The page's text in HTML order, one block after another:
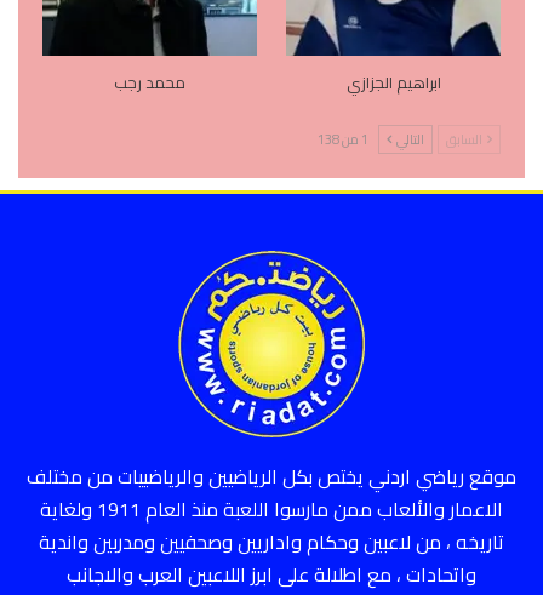
ابراهيم الجزازي محمد رجب
السابق التالي 1 من 138
موقع رياضي اردني يختص بكل الرياضيين والرياضييات من مختلف
الاعمار والألعاب ممن مارسوا اللعبة منذ العام 1911 ولغاية
تاريخه ، من لاعبين وحكام واداريين وصحفيين ومدربين واندية
واتحادات ، مع اطلالة على ابرز اللاعبين العرب والاجانب